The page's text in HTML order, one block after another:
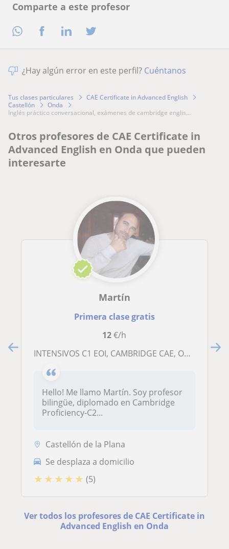
Comparte a este profesor
¿Hay algún error en este perfil? Cuéntanos
Tus clases particulares
CAE Certificate in Advanced English
Castellón
Onda
inglés práctico conversacional, exámenes de cambridge englis...
Otros profesores de CAE Certificate in
Advanced English en Onda que pueden
interesarte
Martín
Primera clase gratis
12€/h
INTENSIVOS C1 EOI, CAMBRIDGE CAE, OXFORD Y APTIS ÚLTIMO SÁBADO DE CADA MES EN CASTELLÓN
Hello! Me llamo Martín. Soy profesor
bilingüe, diplomado en Cambridge
Proficiency-C2...
Castellón de la Plana
Se desplaza a domicilio
★ ★ ★ ★ ★ (5)
Ver todos los profesores de CAE Certificate in
Advanced English en Onda